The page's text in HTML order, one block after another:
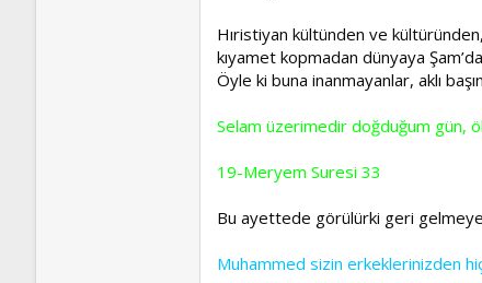
Hıristiyan kültünden ve
kıyamet kopmadan dünyaya
Öyle ki buna inanmayanlar, aklı
Selam üzerimedir doğduğum gün,
19-Meryem Suresi 33
Bu ayettede görülürki geri
Muhammed sizin erkeklerinizden